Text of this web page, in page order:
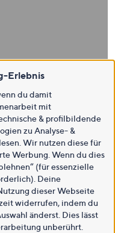
Erlebnis
du damit
mit
& profilbildende
zu Analyse- &
Wir nutzen diese für
Werbung. Wenn du dies
(für essenzielle
Deine
dieser Webseite
widerrufen, indem du
änderst. Dies lässt
unberührt.